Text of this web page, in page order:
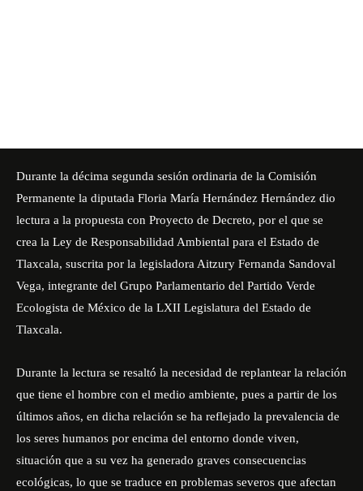
Durante la décima segunda sesión ordinaria de la Comisión
Permanente la diputada Floria María Hernández Hernández dio
lectura a la propuesta con Proyecto de Decreto, por el que se
crea la Ley de Responsabilidad Ambiental para el Estado de
Tlaxcala, suscrita por la legisladora Aitzury Fernanda Sandoval
Vega, integrante del Grupo Parlamentario del Partido Verde
Ecologista de México de la LXII Legislatura del Estado de
Tlaxcala.
Durante la lectura se resaltó la necesidad de replantear la relación
que tiene el hombre con el medio ambiente, pues a partir de los
últimos años, en dicha relación se ha reflejado la prevalencia de
los seres humanos por encima del entorno donde viven,
situación que a su vez ha generado graves consecuencias
ecológicas, lo que se traduce en problemas severos que afectan